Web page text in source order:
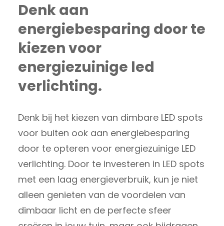
Denk aan
energiebesparing door te
kiezen voor
energiezuinige led
verlichting.
Denk bij het kiezen van dimbare LED spots
voor buiten ook aan energiebesparing
door te opteren voor energiezuinige LED
verlichting. Door te investeren in LED spots
met een laag energieverbruik, kun je niet
alleen genieten van de voordelen van
dimbaar licht en de perfecte sfeer